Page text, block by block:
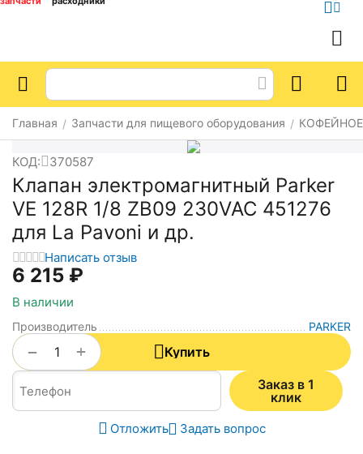
Главная / Запчасти для пищевого оборудования /
КОД: 370587
Клапан электромагнитный Parker
VE 128R 1/8 ZB09 230VAC 451276
для La Pavoni и др.
Написать отзыв
6 215 ₽
В наличии
Производитель PARKER
+
−
Купить
Заказ в 1
клик
Отложить Задать вопрос